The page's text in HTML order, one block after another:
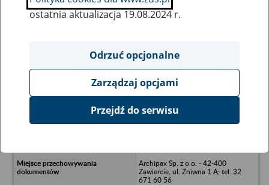
Ukryj wszystkie pozycje bazy
SPOŁEM Powszechna Spółdzielnia
Archipax Sp. z o.o. - 42-400
Zawiercie, ul. Żniwna 1 A; tel. 32
671 60 56
ostatnia aktualizacja 19.08.2024 r.
Odrzuć opcjonalne
Zarządzaj opcjami
Przejdź do serwisu